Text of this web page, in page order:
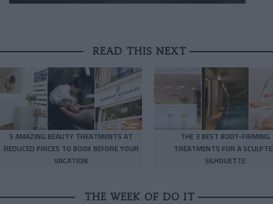
READ THIS NEXT
5 AMAZING BEAUTY TREATMENTS AT
REDUCED PRICES TO BOOK BEFORE YOUR
VACATION
THE 3 BEST BODY-FIRMING
TREATMENTS FOR A
SILHOUETTE
THE WEEK OF DO IT